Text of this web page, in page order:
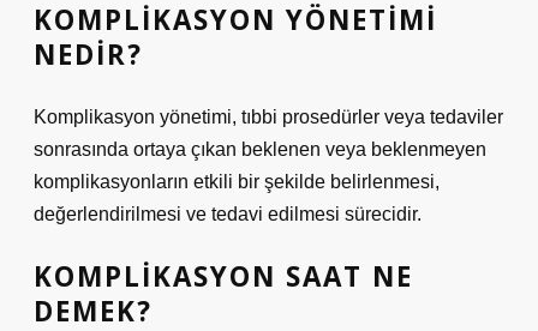
KOMPLIKASYON YÖNETIMI
NEDIR?
Komplikasyon yönetimi, tıbbi prosedürler veya tedaviler
sonrasında ortaya çıkan beklenen veya beklenmeyen
komplikasyonların etkili bir şekilde belirlenmesi,
değerlendirilmesi ve tedavi edilmesi sürecidir.
KOMPLIKASYON SAAT NE
DEMEK?